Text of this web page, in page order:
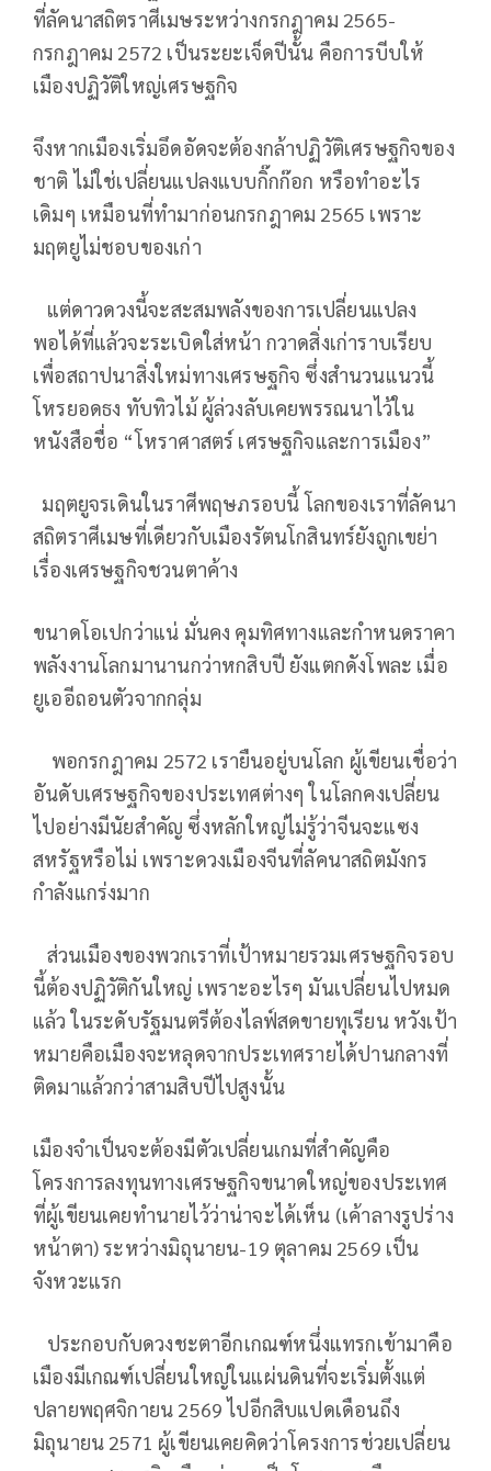
ที่ลัคนาสถิตราศีเมษระหว่างกรกฎาคม 2565-
กรกฎาคม 2572 เป็นระยะเจ็ดปีนั้น คือการบีบให้
เมืองปฏิวัติใหญ่เศรษฐกิจ
จึงหากเมืองเริ่มอึดอัดจะต้องกล้าปฏิวัติเศรษฐกิจของ
ชาติ ไม่ใช่เปลี่ยนแปลงแบบกิ๊กก๊อก หรือทำอะไร
เดิมๆ เหมือนที่ทำมาก่อนกรกฎาคม 2565 เพราะ
มฤตยูไม่ชอบของเก่า
แต่ดาวดวงนี้จะสะสมพลังของการเปลี่ยนแปลง
พอได้ที่แล้วจะระเบิดใส่หน้า กวาดสิ่งเก่าราบเรียบ
เพื่อสถาปนาสิ่งใหม่ทางเศรษฐกิจ ซึ่งสำนวนแนวนี้
โหรยอดธง ทับทิวไม้ ผู้ล่วงลับเคยพรรณนาไว้ใน
หนังสือชื่อ “โหราศาสตร์ เศรษฐกิจและการเมือง”
มฤตยูจรเดินในราศีพฤษภรอบนี้ โลกของเราที่ลัคนา
สถิตราศีเมษที่เดียวกับเมืองรัตนโกสินทร์ยังถูกเขย่า
เรื่องเศรษฐกิจชวนตาค้าง
ขนาดโอเปกว่าแน่ มั่นคง คุมทิศทางและกำหนดราคา
พลังงานโลกมานานกว่าหกสิบปี ยังแตกดังโพละ เมื่อ
ยูเออีถอนตัวจากกลุ่ม
พอกรกฎาคม 2572 เรายืนอยู่บนโลก ผู้เขียนเชื่อว่า
อันดับเศรษฐกิจของประเทศต่างๆ ในโลกคงเปลี่ยน
ไปอย่างมีนัยสำคัญ ซึ่งหลักใหญ่ไม่รู้ว่าจีนจะแซง
สหรัฐหรือไม่ เพราะดวงเมืองจีนที่ลัคนาสถิตมังกร
กำลังแกร่งมาก
ส่วนเมืองของพวกเราที่เป้าหมายรวมเศรษฐกิจรอบ
นี้ต้องปฏิวัติกันใหญ่ เพราะอะไรๆ มันเปลี่ยนไปหมด
แล้ว ในระดับรัฐมนตรีต้องไลฟ์สดขายทุเรียน หวังเป้า
หมายคือเมืองจะหลุดจากประเทศรายได้ปานกลางที่
ติดมาแล้วกว่าสามสิบปีไปสูงนั้น
เมืองจำเป็นจะต้องมีตัวเปลี่ยนเกมที่สำคัญคือ
โครงการลงทุนทางเศรษฐกิจขนาดใหญ่ของประเทศ
ที่ผู้เขียนเคยทำนายไว้ว่าน่าจะได้เห็น (เค้าลางรูปร่าง
หน้าตา) ระหว่างมิถุนายน-19 ตุลาคม 2569 เป็น
จังหวะแรก
ประกอบกับดวงชะตาอีกเกณฑ์หนึ่งแทรกเข้ามาคือ
เมืองมีเกณฑ์เปลี่ยนใหญ่ในแผ่นดินที่จะเริ่มตั้งแต่
ปลายพฤศจิกายน 2569 ไปอีกสิบแปดเดือนถึง
มิถุนายน 2571 ผู้เขียนเคยคิดว่าโครงการช่วยเปลี่ยน